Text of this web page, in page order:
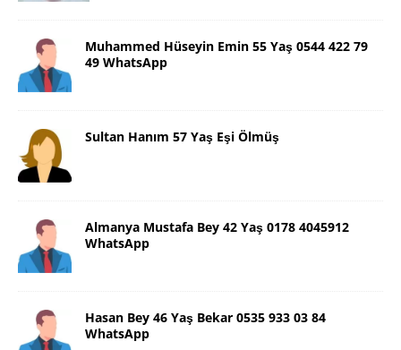
Muhammed Hüseyin Emin 55 Yaş 0544 422 79
49 WhatsApp
Sultan Hanım 57 Yaş Eşi Ölmüş
Almanya Mustafa Bey 42 Yaş 0178 4045912
WhatsApp
Hasan Bey 46 Yaş Bekar 0535 933 03 84
WhatsApp